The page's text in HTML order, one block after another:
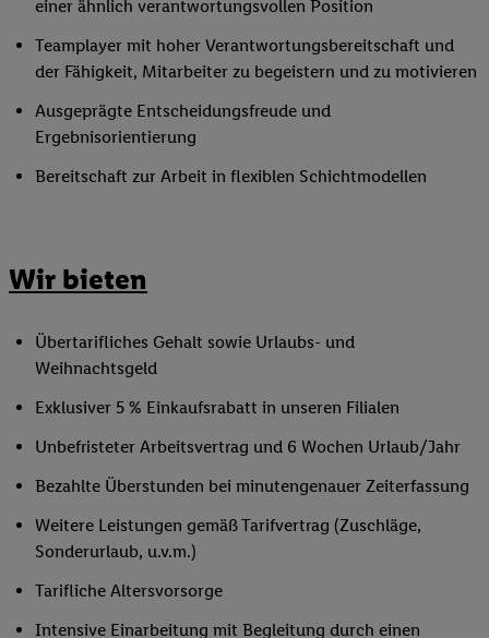
einer ähnlich verantwortungsvollen Position
Teamplayer mit hoher Verantwortungsbereitschaft und
der Fähigkeit, Mitarbeiter zu begeistern und zu motivieren
Ausgeprägte Entscheidungsfreude und
Ergebnisorientierung
Bereitschaft zur Arbeit in flexiblen Schichtmodellen
Wir bieten
Übertarifliches Gehalt sowie Urlaubs- und
Weihnachtsgeld
Exklusiver 5 % Einkaufsrabatt in unseren Filialen
Unbefristeter Arbeitsvertrag und 6 Wochen Urlaub/Jahr
Bezahlte Überstunden bei minutengenauer Zeiterfassung
Weitere Leistungen gemäß Tarifvertrag (Zuschläge,
Sonderurlaub, u.v.m.)
Tarifliche Altersvorsorge
Intensive Einarbeitung mit Begleitung durch einen